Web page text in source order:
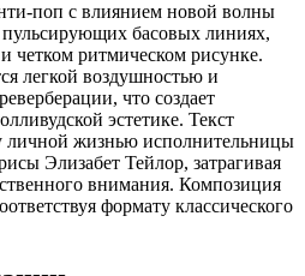
поп с влиянием новой волны
пульсирующих басовых линиях,
четком ритмическом рисунке.
легкой воздушностью и
что создает
эстетике. Текст
личной жизнью исполнительницы
Элизабет Тейлор, затрагивая
внимания. Композиция
формату классического